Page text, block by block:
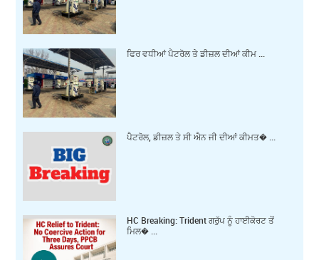
ਫਿਰ ਵਧੀਆਂ ਪੈਟਰੋਲ ਤੇ ਡੀਜ਼ਲ ਦੀਆਂ ਕੀਮ ...
ਪੈਟਰੋਲ, ਡੀਜ਼ਲ ਤੇ ਸੀ ਐਨ ਜੀ ਦੀਆਂ ਕੀਮਤ� ...
HC Breaking: Trident ਗਰੁੱਪ ਨੂੰ ਹਾਈਕੋਰਟ ਤੋਂ
ਮਿਲ� ...